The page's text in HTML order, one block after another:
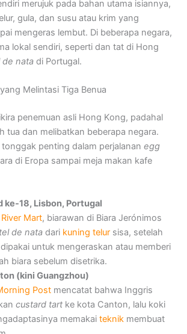
merujuk pada bahan utama isiannya,
gula, dan susu atau krim yang
mengeras lembut. Di beberapa negara,
lokal sendiri, seperti dan tat di Hong
de nata di Portugal.
Melintasi Tiga Benua
penemuan asli Hong Kong, padahal
tua dan melibatkan beberapa negara.
tonggak penting dalam perjalananegg
di Eropa sampai meja makan kafe
ke-18, Lisbon, Portugal
River Mart, biarawan di Biara Jerónimos
de nata dari kuning telur sisa, setelah
untuk mengeraskan atau memberi
biara sebelum disetrika.
(kini Guangzhou)
Post mencatat bahwa Inggris
custard tart ke kota Canton, lalu koki
memakaiteknik membuat